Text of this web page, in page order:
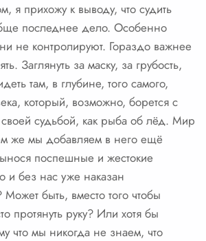
я прихожу к выводу, что судить
последнее дело. Особенно
не контролируют. Гораздо важнее
Заглянуть за маску, за грубость,
там, в глубине, того самого,
который, возможно, борется с
судьбой, как рыба об лёд. Мир
же мы добавляем в него ещё
поспешные и жестокие
и без нас уже наказан
Может быть, вместо того чтобы
протянуть руку? Или хотя бы
что мы никогда не знаем, что